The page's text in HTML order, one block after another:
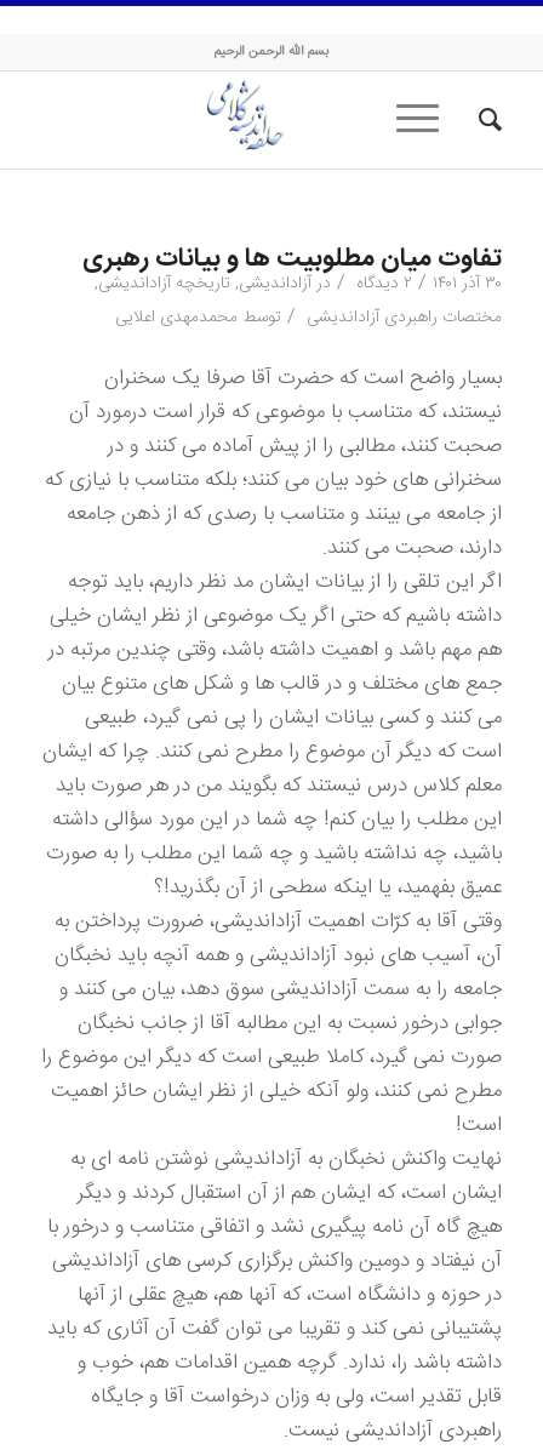
حلقه اندیشه کلامی
بسم الله الرحمن الرحیم
تفاوت میان مطلوبیت ها و بیانات رهبری
۳۰ آذر ۱۴۰۱ / ۲ دیدگاه / در آزاداندیشی, تاریخچه آزاداندیشی,
مختصات راهبردی آزاداندیشی / توسط محمدمهدی اعلایی
بسیار واضح است که حضرت آقا صرفا یک سخنران
نیستند، که متناسب با موضوعی که قرار است درمورد آن
صحبت کنند، مطالبی را از پیش آماده می کنند و در
سخنرانی های خود بیان می کنند؛ بلکه متناسب با نیازی که
از جامعه می بینند و متناسب با رصدی که از ذهن جامعه
دارند، صحبت می کنند.
اگر این تلقی را از بیانات ایشان مد نظر داریم، باید توجه
داشته باشیم که حتی اگر یک موضوعی از نظر ایشان خیلی
هم مهم باشد و اهمیت داشته باشد، وقتی چندین مرتبه در
جمع های مختلف و در قالب ها و شکل های متنوع بیان
می کنند و کسی بیانات ایشان را پی نمی گیرد، طبیعی
است که دیگر آن موضوع را مطرح نمی کنند. چرا که ایشان
معلم کلاس درس نیستند که بگویند من در هر صورت باید
این مطلب را بیان کنم! چه شما در این مورد سؤالی داشته
باشید، چه نداشته باشید و چه شما این مطلب را به صورت
عمیق بفهمید، یا اینکه سطحی از آن بگذرید!؟
وقتی آقا به کرّات اهمیت آزاداندیشی، ضرورت پرداختن به
آن، آسیب های نبود آزاداندیشی و همه آنچه باید نخبگان
جامعه را به سمت آزاداندیشی سوق دهد، بیان می کنند و
جوابی درخور نسبت به این مطالبه آقا از جانب نخبگان
صورت نمی گیرد، کاملا طبیعی است که دیگر این موضوع را
مطرح نمی کنند، ولو آنکه خیلی از نظر ایشان حائز اهمیت
است!
نهایت واکنش نخبگان به آزاداندیشی نوشتن نامه ای به
ایشان است، که ایشان هم از آن استقبال کردند و دیگر
هیچ گاه آن نامه پیگیری نشد و اتفاقی متناسب و درخور با
آن نیفتاد و دومین واکنش برگزاری کرسی های آزاداندیشی
در حوزه و دانشگاه است، که آنها هم، هیچ عقلی از آنها
پشتیبانی نمی کند و تقریبا می توان گفت آن آثاری که باید
داشته باشد را، ندارد. گرچه همین اقدامات هم، خوب و
قابل تقدیر است، ولی به وزان درخواست آقا و جایگاه
راهبردی آزاداندیشی نیست.